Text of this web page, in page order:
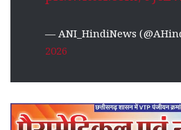
— ANI_HindiNews
2026